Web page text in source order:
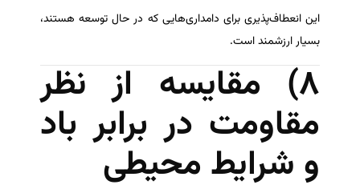
این انعطاف‌پذیری برای دامداری‌هایی که در حال توسعه هستند،
بسیار ارزشمند است.
۸) مقایسه از نظر
مقاومت در برابر باد
و شرایط محیطی